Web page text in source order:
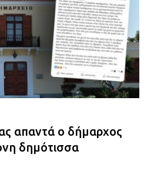
απαντά ο δήμαρχος
δημότισσα